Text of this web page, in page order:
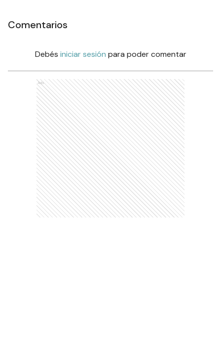
Comentarios
Debés iniciar sesión para poder comentar
Ads